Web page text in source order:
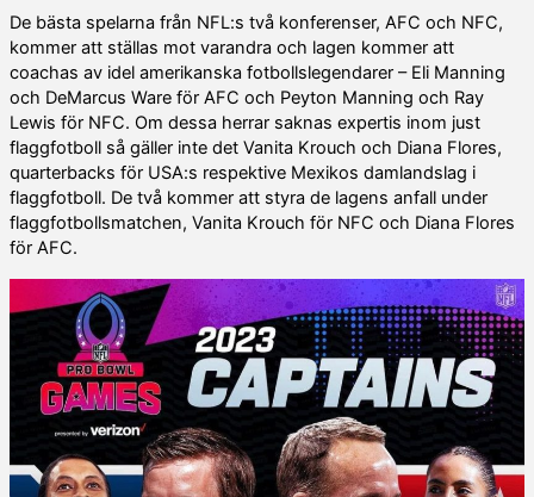
De bästa spelarna från NFL:s två konferenser, AFC och NFC,
kommer att ställas mot varandra och lagen kommer att
coachas av idel amerikanska fotbollslegendarer – Eli Manning
och DeMarcus Ware för AFC och Peyton Manning och Ray
Lewis för NFC. Om dessa herrar saknas expertis inom just
flaggfotboll så gäller inte det Vanita Krouch och Diana Flores,
quarterbacks för USA:s respektive Mexikos damlandslag i
flaggfotboll. De två kommer att styra de lagens anfall under
flaggfotbollsmatchen, Vanita Krouch för NFC och Diana Flores
för AFC.